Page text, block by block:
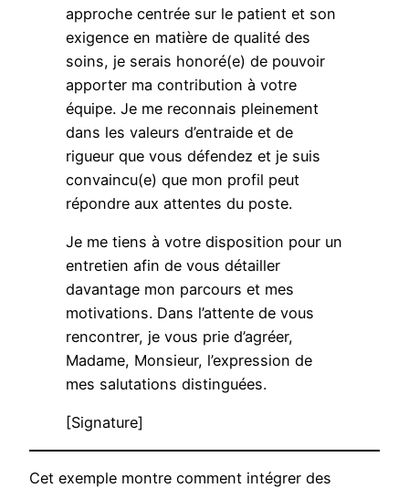
approche centrée sur le patient et son
exigence en matière de qualité des
soins, je serais honoré(e) de pouvoir
apporter ma contribution à votre
équipe. Je me reconnais pleinement
dans les valeurs d’entraide et de
rigueur que vous défendez et je suis
convaincu(e) que mon profil peut
répondre aux attentes du poste.
Je me tiens à votre disposition pour un
entretien afin de vous détailler
davantage mon parcours et mes
motivations. Dans l’attente de vous
rencontrer, je vous prie d’agréer,
Madame, Monsieur, l’expression de
mes salutations distinguées.
[Signature]
Cet exemple montre comment intégrer des